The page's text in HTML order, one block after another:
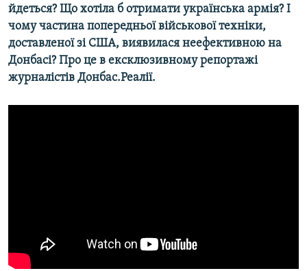
йдеться? Що хотіла б отримати українська армія? І
чому частина попередньої військової техніки,
доставленої зі США, виявилася неефективною на
Донбасі? Про це в ексклюзивному репортажі
журналістів Донбас.Реалії.